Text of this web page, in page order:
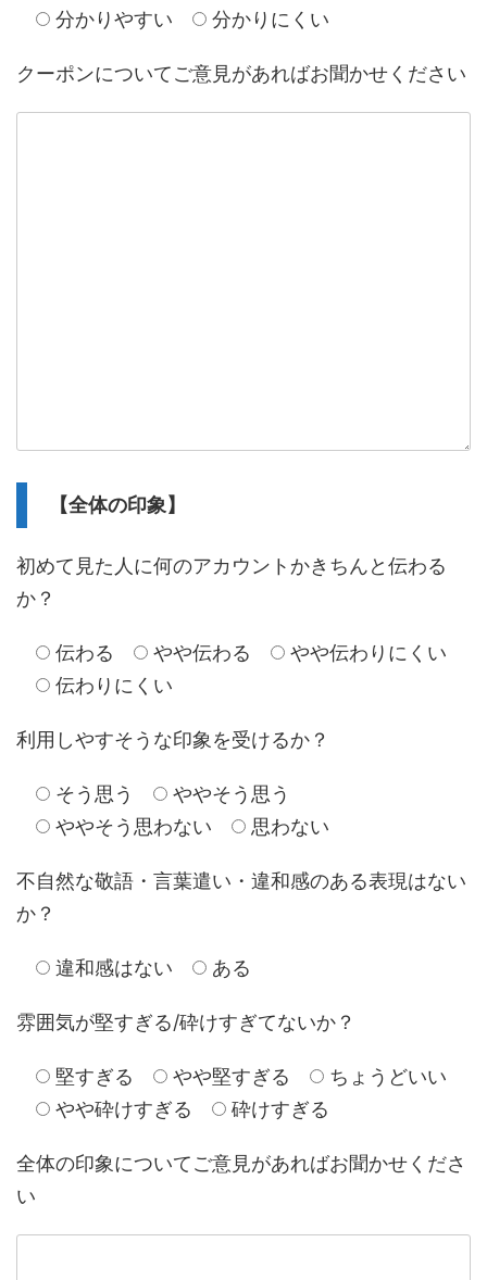
分かりやすい 分かりにくい
クーポンについてご意見があればお聞かせください
【全体の印象】
初めて見た人に何のアカウントかきちんと伝わる
か？
伝わる やや伝わる
やや伝わりにくい
伝わりにくい
利用しやすそうな印象を受けるか？
そう思う
ややそう思う
ややそう思わない
思わない
不自然な敬語・言葉遣い・違和感のある表現はない
か？
違和感はない ある
雰囲気が堅すぎる/砕けすぎてないか？
堅すぎる やや堅すぎる
ちょうどいい
やや砕けすぎる
砕けすぎる
全体の印象についてご意見があればお聞かせくださ
い